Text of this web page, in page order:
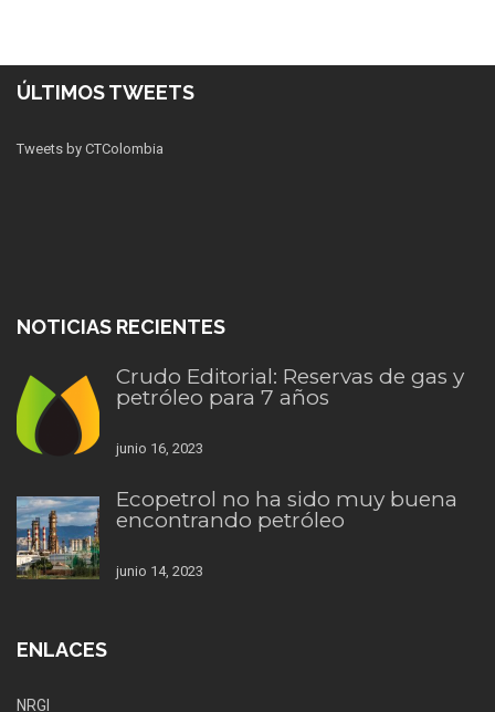
ÚLTIMOS TWEETS
Tweets by CTColombia
NOTICIAS RECIENTES
Crudo Editorial: Reservas de gas y
petróleo para 7 años
junio 16, 2023
Ecopetrol no ha sido muy buena
encontrando petróleo
junio 14, 2023
ENLACES
NRGI